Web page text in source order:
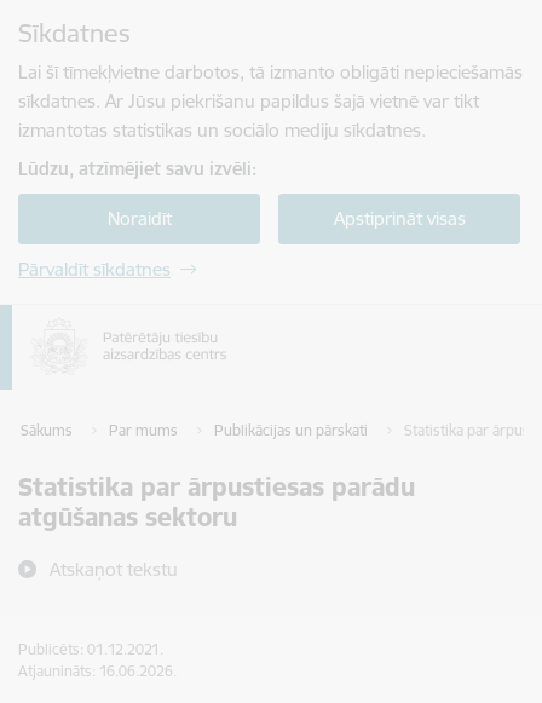
Sīkdatnes
Lai šī tīmekļvietne darbotos, tā izmanto obligāti nepieciešamās
sīkdatnes. Ar Jūsu piekrišanu papildus šajā vietnē var tikt
izmantotas statistikas un sociālo mediju sīkdatnes.
Lūdzu, atzīmējiet savu izvēli:
Noraidīt Apstiprināt visas
Pārvaldīt sīkdatnes
Sākums Par mums Publikācijas un pārskati Statistika par
Statistika par ārpustiesas parādu
atgūšanas sektoru
Atskaņot tekstu
Publicēts: 01.12.2021.
Atjaunināts: 16.06.2026.